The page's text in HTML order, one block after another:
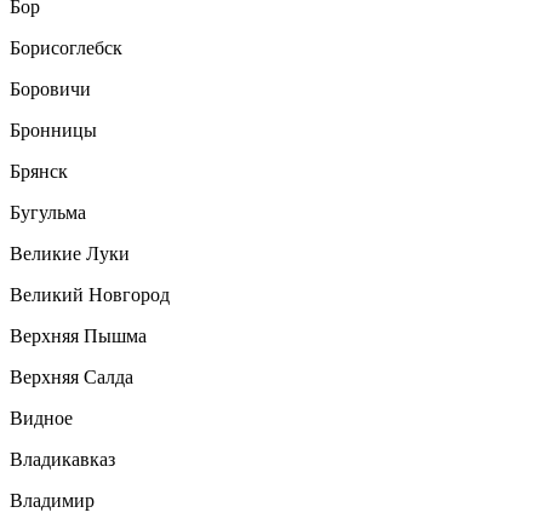
Бор
Борисоглебск
Боровичи
Бронницы
Брянск
Бугульма
Великие Луки
Великий Новгород
Верхняя Пышма
Верхняя Салда
Видное
Владикавказ
Владимир